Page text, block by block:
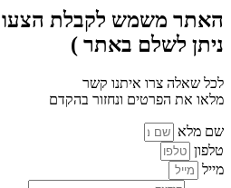
האתר משמש לקבלת
ניתן לשלם באתר )
לכל שאלה צרו איתנו קשר
מלאו את הפרטים ונחזור בהקדם
שם מלא
טלפון
מייל